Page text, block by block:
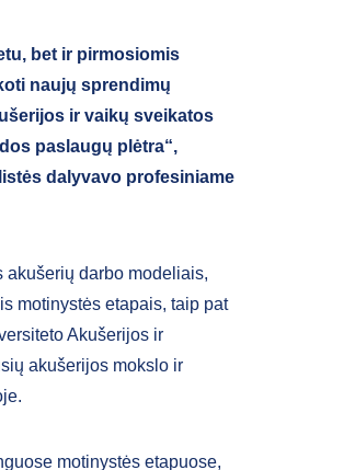
bet ir pirmosiomis
naujų sprendimų
ir vaikų sveikatos
paslaugų plėtra“,
dalyvavo profesiniame
darbo modeliais,
motinystės etapais, taip pat
Akušerijos ir
akušerijos mokslo ir
motinystės etapuose,